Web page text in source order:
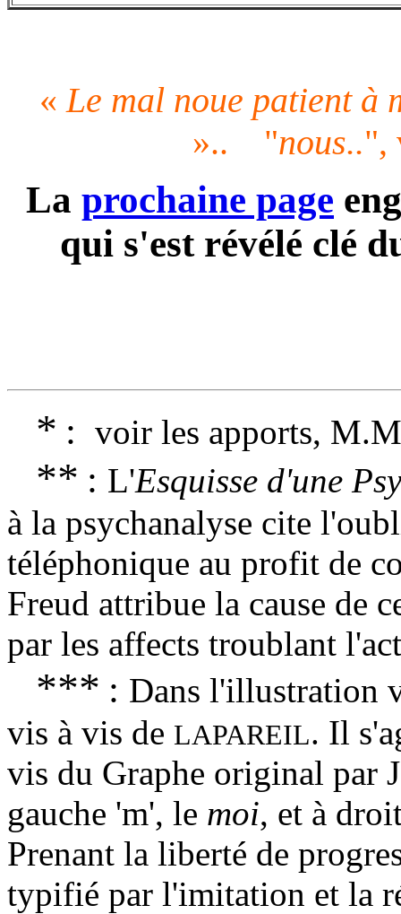
«Le mal noue patient à
».. "nous..",
La prochaine page
qui s'est révélé clé
* : voir les apports,
** : L'Esquisse d'une
à la psychanalyse cite
téléphonique au profit de
Freud attribue la cause de
par les affects troublant
*** : Dans l'illustration
vis à vis de LAPAREIL. Il
vis du Graphe original par
gauche 'm', le moi, et à
Prenant la liberté de
typifié par l'imitation et la